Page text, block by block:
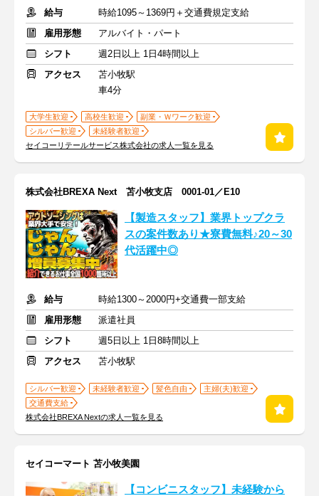
給与
時給1095～1369円＋交通費規定支給
雇用形態
アルバイト・パート
シフト
週2日以上 1日4時間以上
アクセス
苫小牧駅
車4分
大学生歓迎 高校生歓迎
副業・Ｗワーク歓迎
シルバー歓迎
未経験者歓迎
セイコーリテールサービス株式会社の求人一覧を見る
株式会社BREXA Next 苫小牧支店 0001-01／E10
【製造スタッフ】業界トップクラ
スの案件数あり★寮費無料♪20～30
代活躍中◎
給与
時給1300～2000円+交通費一部支給
雇用形態
派遣社員
シフト
週5日以上 1日8時間以上
アクセス
苫小牧駅
シルバー歓迎 未経験者歓迎 髪色自由
主婦(夫)歓迎
交通費支給
株式会社BREXA Nextの求人一覧を見る
セイコーマート 苫小牧美園
【コンビニスタッフ】未経験から